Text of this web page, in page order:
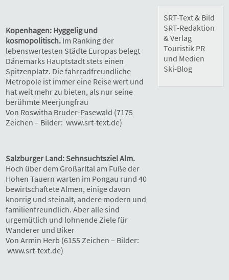
Kopenhagen: Hyggelig und
kosmopolitisch. Im Ranking der
lebenswertesten Städte Europas belegt
Dänemarks Hauptstadt stets einen
Spitzenplatz. Die fahrradfreundliche
Metropole ist immer eine Reise wert und
hat weit mehr zu bieten, als nur seine
berühmte Meerjungfrau
Von Roswitha Bruder-Pasewald (7175
Zeichen – Bilder: www.srt-text.de)
Salzburger Land: Sehnsuchtsziel Alm.
Hoch über dem Großarltal am Fuße der
Hohen Tauern warten im Pongau rund 40
bewirtschaftete Almen, einige davon
knorrig und steinalt, andere modern und
familienfreundlich. Aber alle sind
urgemütlich und lohnende Ziele für
Wanderer und Biker
Von Armin Herb (6155 Zeichen – Bilder:
www.srt-text.de)
SRT-Text & Bild
SRT-Redaktion
& Verlag
Touristik PR
und Medien
Ski-Blog